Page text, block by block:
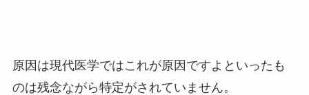
原因は現代医学ではこれが原因ですよといったも
のは残念ながら特定がされていません。